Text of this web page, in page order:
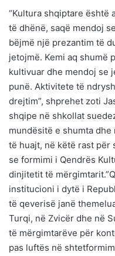
“Kultura shqiptare është
të dhënë, saqë mendoj
bëjmë një prezantim të
jetojmë. Kemi aq shumë
kultivuar dhe mendoj se
punë. Aktivitete të
drejtim”, shprehet zoti
shqipe në shkollat
mundësitë e shumta
të huajt, në këtë rast për
se formimi i Qendrës
dinjitetit të
institucioni i dytë i
të qeverisë janë
Turqi, në Zvicër dhe në
të mërgimtarëve për
pas luftës në